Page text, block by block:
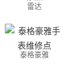
雷达
泰格豪雅